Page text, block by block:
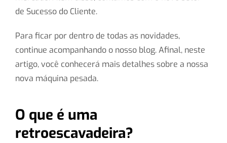
de Sucesso do Cliente.
Para ficar por dentro de todas as novidades,
continue acompanhando o nosso blog. Afinal, neste
artigo, você conhecerá mais detalhes sobre a nossa
nova máquina pesada.
O que é uma
retroescavadeira?